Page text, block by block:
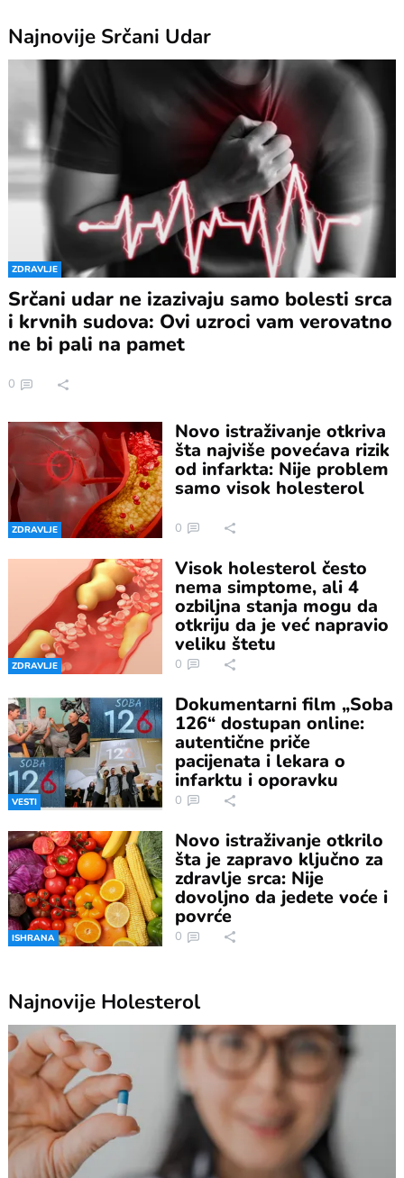
Najnovije Srčani Udar
ZDRAVLJE
Srčani udar ne izazivaju samo bolesti srca
i krvnih sudova: Ovi uzroci vam verovatno
ne bi pali na pamet
0
ZDRAVLJE
Novo istraživanje otkriva
šta najviše povećava rizik
od infarkta: Nije problem
samo visok holesterol
0
ZDRAVLJE
Visok holesterol često
nema simptome, ali 4
ozbiljna stanja mogu da
otkriju da je već napravio
veliku štetu
0
VESTI
Dokumentarni film „Soba
126“ dostupan online:
autentične priče
pacijenata i lekara o
infarktu i oporavku
0
ISHRANA
Novo istraživanje otkrilo
šta je zapravo ključno za
zdravlje srca: Nije
dovoljno da jedete voće i
povrće
0
Najnovije Holesterol